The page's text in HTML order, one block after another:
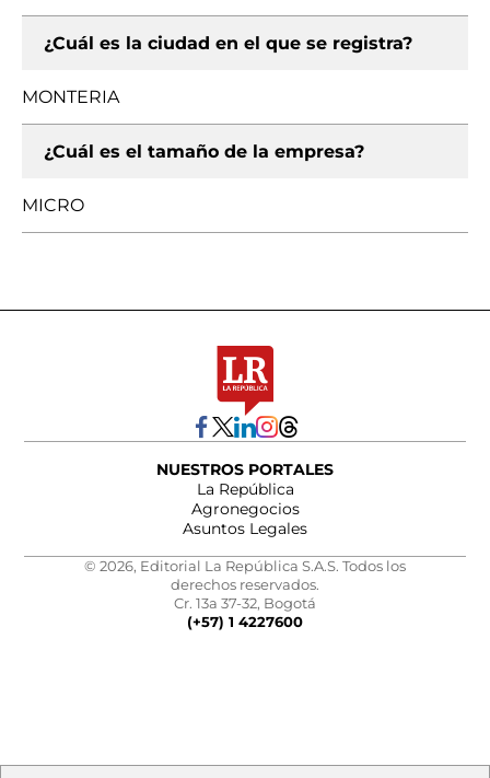
¿Cuál es la ciudad en el que se registra?
MONTERIA
¿Cuál es el tamaño de la empresa?
MICRO
NUESTROS PORTALES
La República
Agronegocios
Asuntos Legales
© 2026, Editorial La República S.A.S. Todos los
derechos reservados.
Cr. 13a 37-32, Bogotá
(+57) 1 4227600